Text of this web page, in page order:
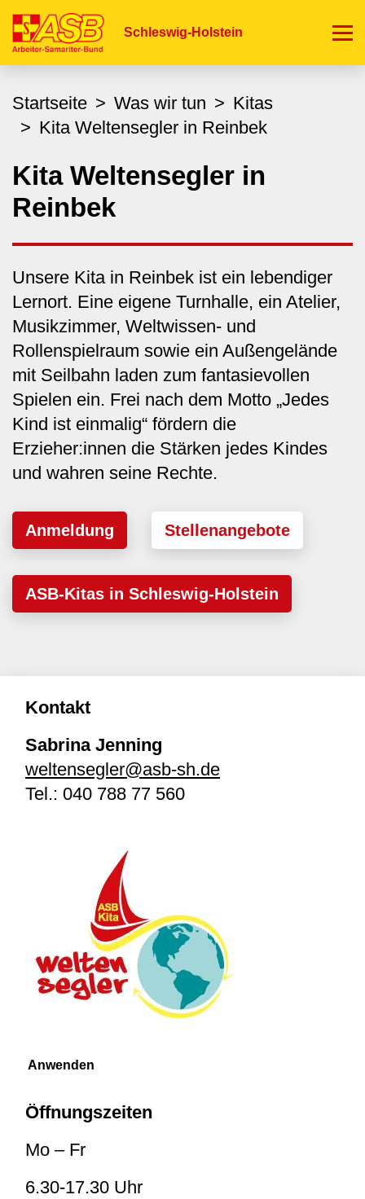
zum
Schleswig-Holstein
Startseite Was wir tun
Kitas
Kita Weltensegler in Reinbek
Kita Weltensegler in
Reinbek
Unsere Kita in Reinbek ist ein lebendiger
Lernort. Eine eigene Turnhalle, ein Atelier,
Musikzimmer, Weltwissen- und
Rollenspielraum sowie ein Außengelände
mit Seilbahn laden zum fantasievollen
Spielen ein. Frei nach dem Motto „Jedes
Kind ist einmalig“ fördern die
Erzieher:innen die Stärken jedes Kindes
und wahren seine Rechte.
Anmeldung Stellenangebote
ASB-Kitas in Schleswig-Holstein
Kontakt
Sabrina Jenning
weltensegler@asb-sh.de
Tel.: 040 788 77 560
Öffnungszeiten
Mo – Fr
6.30-17.30 Uhr